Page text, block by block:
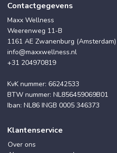
Contactgegevens
Maxx Wellness
Weerenweg 11-B
1161 AE Zwanenburg (Amsterdam)
info@maxxwellness.nl
+31 204970819
KvK nummer: 66242533
BTW nummer: NL856459069B01
Iban: NL86 INGB 0005 346373
Klantenservice
Over ons